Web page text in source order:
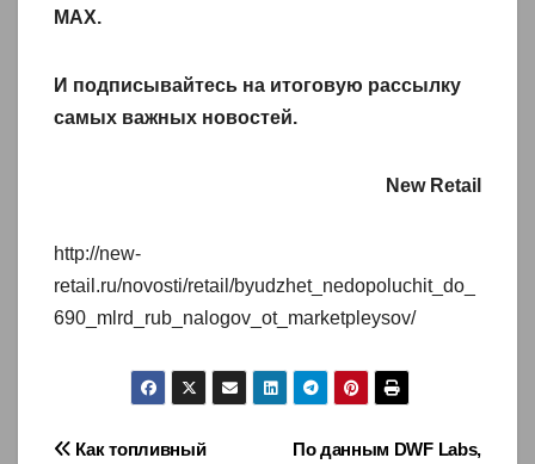
MAX.
И подписывайтесь на итоговую рассылку
самых важных новостей.
New Retail
http://new-
retail.ru/novosti/retail/byudzhet_nedopoluchit_do_
690_mlrd_rub_nalogov_ot_marketpleysov/
По данным DWF Labs,
Как топливный